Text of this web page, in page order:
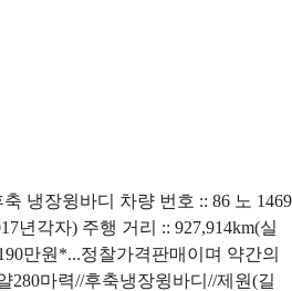
냉장윙바디 차량 번호 :: 86 노 1469
년각자) 주행 거리 :: 927,914km(실
만원*...정찰가격판매이며 약간의
280마력//후축냉장윙바디//제원(길